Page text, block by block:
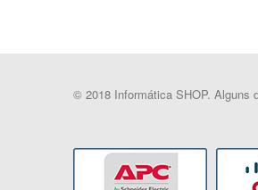
© 2018 Informática SHOP. Alguns